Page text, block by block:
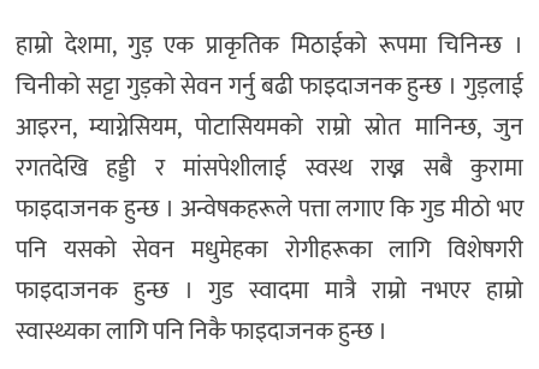
हाम्रो देशमा, गुड़ एक प्राकृतिक मिठाईको रूपमा चिनिन्छ ।
चिनीको सट्टा गुड़को सेवन गर्नु बढी फाइदाजनक हुन्छ । गुड़लाई
आइरन, म्याग्नेसियम, पोटासियमको राम्रो स्रोत मानिन्छ, जुन
रगतदेखि हड्डी र मांसपेशीलाई स्वस्थ राख्न सबै कुरामा
फाइदाजनक हुन्छ । अन्वेषकहरूले पत्ता लगाए कि गुड मीठो भए
पनि यसको सेवन मधुमेहका रोगीहरूका लागि विशेषगरी
फाइदाजनक हुन्छ । गुड स्वादमा मात्रै राम्रो नभएर हाम्रो
स्वास्थ्यका लागि पनि निकै फाइदाजनक हुन्छ ।